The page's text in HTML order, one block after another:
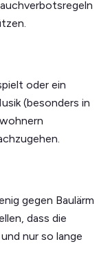
oder ein
(besonders in
gegen Baulärm
dass die
und nur so lange